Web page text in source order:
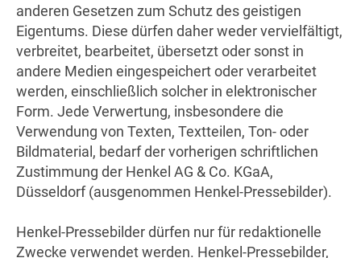
anderen Gesetzen zum Schutz des geistigen
Eigentums. Diese dürfen daher weder vervielfältigt,
verbreitet, bearbeitet, übersetzt oder sonst in
andere Medien eingespeichert oder verarbeitet
werden, einschließlich solcher in elektronischer
Form. Jede Verwertung, insbesondere die
Verwendung von Texten, Textteilen, Ton- oder
Bildmaterial, bedarf der vorherigen schriftlichen
Zustimmung der Henkel AG & Co. KGaA,
Düsseldorf (ausgenommen Henkel-Pressebilder).
Henkel-Pressebilder dürfen nur für redaktionelle
Zwecke verwendet werden. Henkel-Pressebilder,